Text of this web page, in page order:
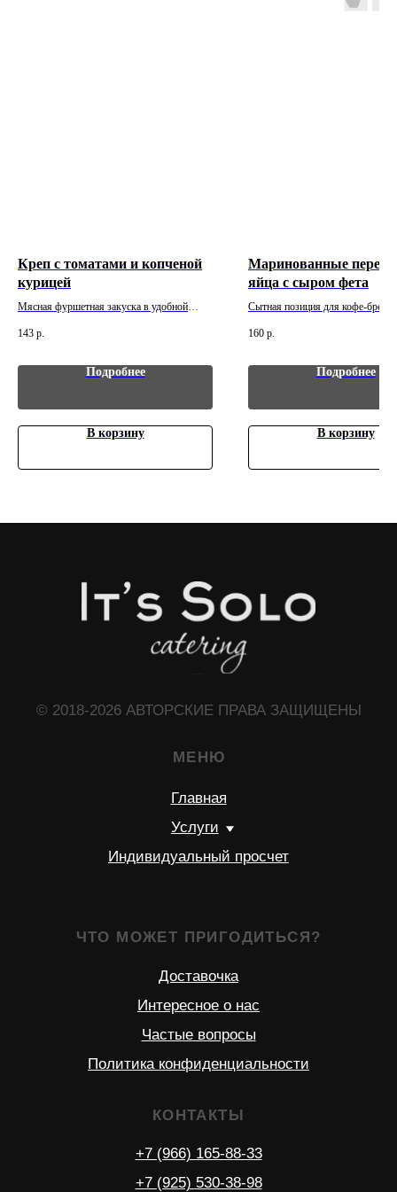
Креп с томатами и копченой
курицей
Мясная фуршетная закуска в удобной
за 1 шт. Минимальный заказ - 10 шт.
143 р.
Подробнее
В корзину
Маринованные
яйца с сыром фета
Сытная позиция для кофе-
указана за 1 шт. Минимальный
160 р.
Подробнее
В корзину
+7 (966) 165-88-33
+7 (925) 530-38-98
solocatering15@gmail.com
ЧТО МОЖЕТ ПРИГОДИТЬСЯ?
Доставочка
МЕНЮ
Услуги
© 2018-2026 АВТОРСКИЕ ПРАВА ЗАЩИЩЕНЫ